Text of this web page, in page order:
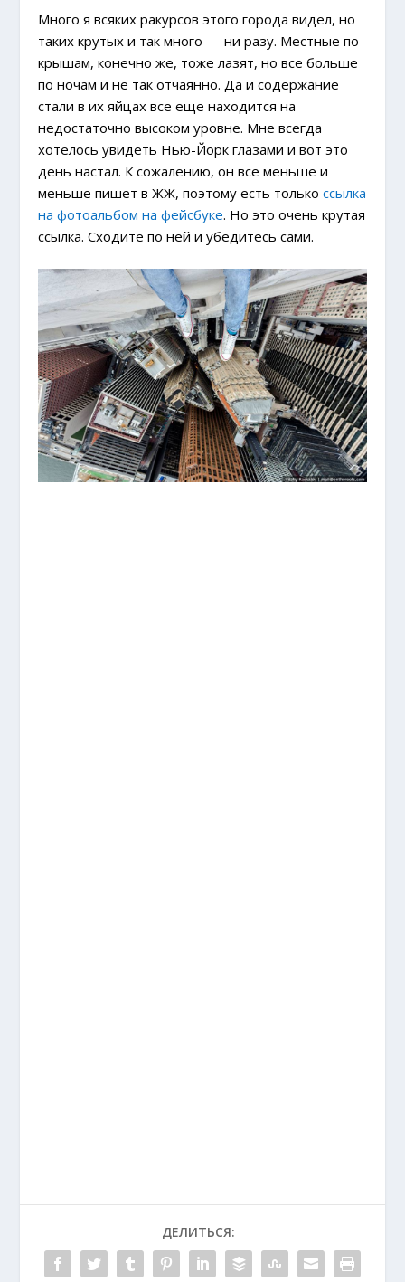
Много я всяких ракурсов этого города видел, но
таких крутых и так много — ни разу. Местные по
крышам, конечно же, тоже лазят, но все больше
по ночам и не так отчаянно. Даи содержание
стали в их яйцах все еще находится на
недостаточно высоком уровне. Мне всегда
хотелось увидеть Нью-Йорк глазамии вот это
день настал. К сожалению, он все меньше и
меньше пишет в ЖЖ, поэтому есть толькоссылка
на фотоальбом на фейсбуке. Но это очень крутая
ссылка. Сходите по ней и убедитесь сами.
ДЕЛИТЬСЯ: